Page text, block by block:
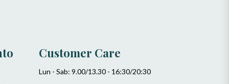
Customer Care
Lun - Sab: 9.00/13.30 - 16:30/20:30